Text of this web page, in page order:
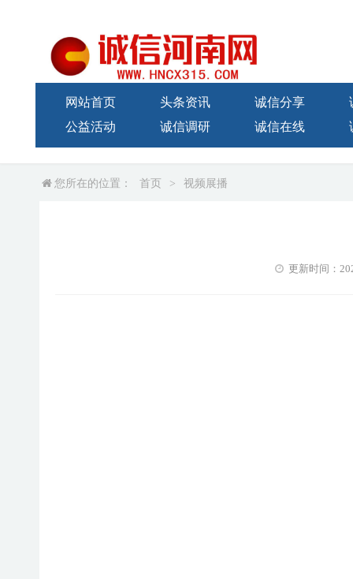
网站首页 头条资讯 诚信分享
公益活动
诚信调研 诚信在线
您所在的位置： 首页 > 视频展播
更新时间：